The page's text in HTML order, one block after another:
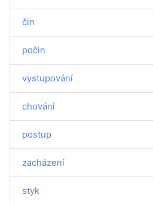
čin
počin
vystupování
chování
postup
zacházení
styk